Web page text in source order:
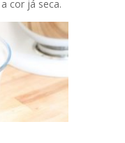
cor já seca.